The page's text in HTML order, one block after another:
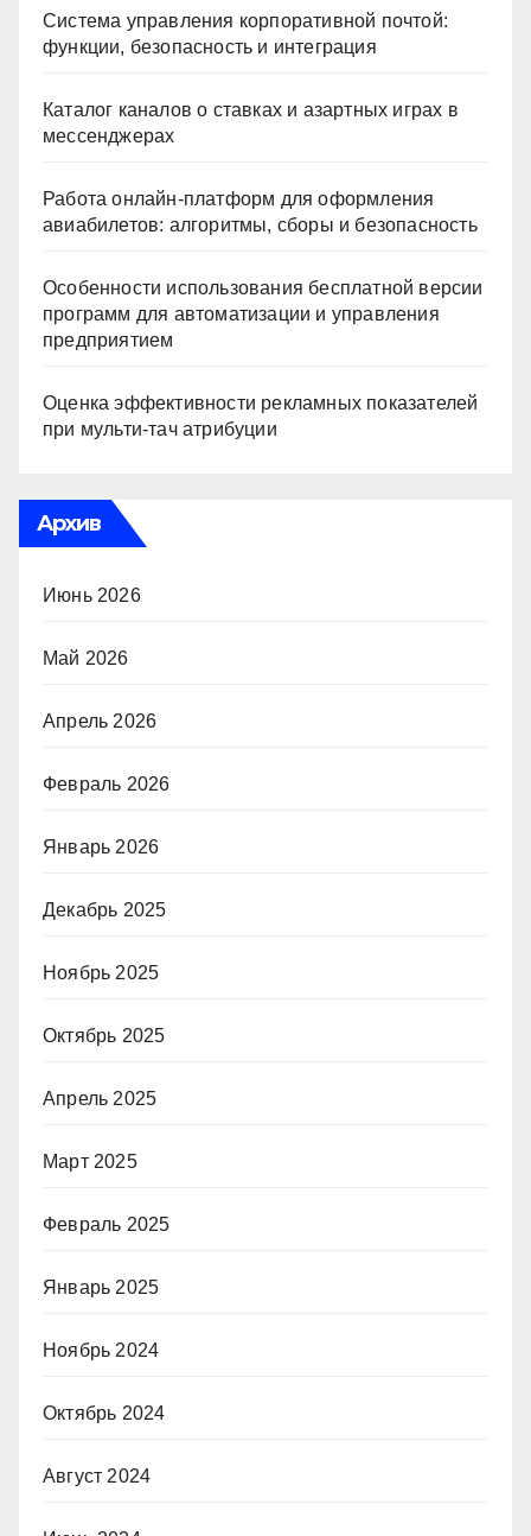
Система управления корпоративной почтой:
функции, безопасность и интеграция
Каталог каналов о ставках и азартных играх в
мессенджерах
Работа онлайн‑платформ для оформления
авиабилетов: алгоритмы, сборы и безопасность
Особенности использования бесплатной версии
программ для автоматизации и управления
предприятием
Оценка эффективности рекламных показателей
при мульти-тач атрибуции
Архив
Июнь 2026
Май 2026
Апрель 2026
Февраль 2026
Январь 2026
Декабрь 2025
Ноябрь 2025
Октябрь 2025
Апрель 2025
Март 2025
Февраль 2025
Январь 2025
Ноябрь 2024
Октябрь 2024
Август 2024